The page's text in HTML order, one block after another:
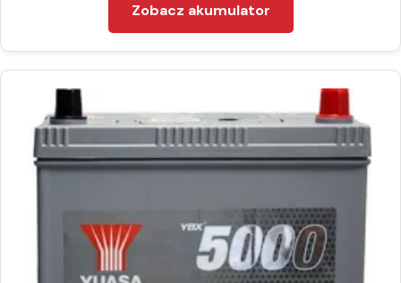
Zobacz akumulator